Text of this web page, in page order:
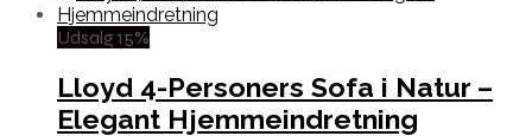
Udsalg 15%
Lloyd 4-Personers Sofa i Natur –
Elegant Hjemmeindretning